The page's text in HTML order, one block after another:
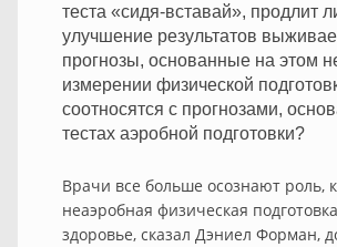
теста «сидя-вставай», продлит
улучшение результатов
прогнозы, основанные на этом
измерении физической
соотносятся с прогнозами,
тестах аэробной подготовки?
Врачи все больше осознают роль,
неаэробная физическая
здоровье, сказал Дэниел Форман,